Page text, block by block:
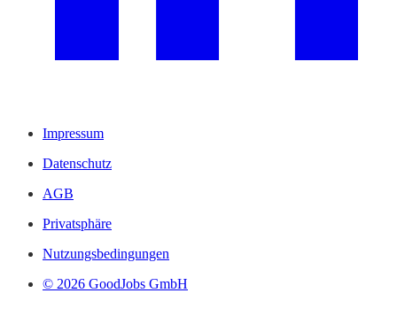
Impressum
Datenschutz
AGB
Privatsphäre
Nutzungsbedingungen
© 2026 GoodJobs GmbH